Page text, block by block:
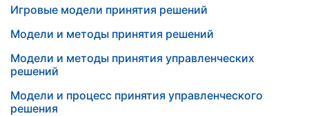
Игровые модели принятия решений
Модели и методы принятия решений
Модели и методы принятия управленческих
решений
Модели и процесс принятия управленческого
решения